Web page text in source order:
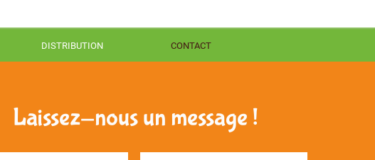
DISTRIBUTION CONTACT
Laissez-nous un message !